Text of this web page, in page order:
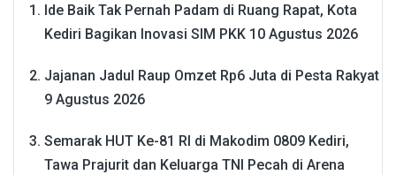
Ide Baik Tak Pernah Padam di Ruang Rapat, Kota
Kediri Bagikan Inovasi SIM PKK 10 Agustus 2026
Jajanan Jadul Raup Omzet Rp6 Juta di Pesta Rakyat
9 Agustus 2026
Semarak HUT Ke-81 RI di Makodim 0809 Kediri,
Tawa Prajurit dan Keluarga TNI Pecah di Arena